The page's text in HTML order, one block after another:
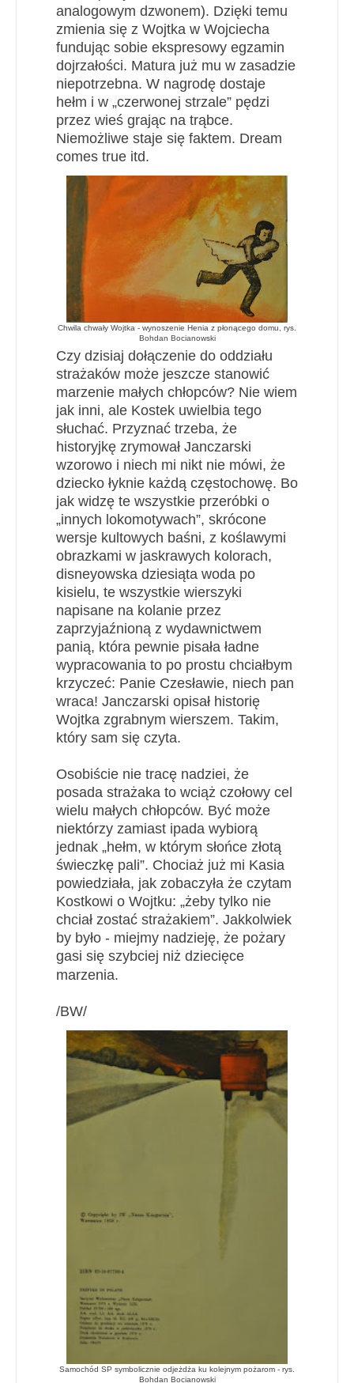
analogowym dzwonem). Dzięki temu
zmienia się z Wojtka w Wojciecha
fundując sobie ekspresowy egzamin
dojrzałości. Matura już mu w zasadzie
niepotrzebna. W nagrodę dostaje
hełm i w „czerwonej strzale” pędzi
przez wieś grając na trąbce.
Niemożliwe staje się faktem. Dream
comes true itd.
Chwila chwały Wojtka - wynoszenie Henia z płonącego domu, rys.
Bohdan Bocianowski
Czy dzisiaj dołączenie do oddziału
strażaków może jeszcze stanowić
marzenie małych chłopców? Nie wiem
jak inni, ale Kostek uwielbia tego
słuchać. Przyznać trzeba, że
historyjkę zrymował Janczarski
wzorowo i niech mi nikt nie mówi, że
dziecko łyknie każdą częstochowę. Bo
jak widzę te wszystkie przeróbki o
„innych lokomotywach”, skrócone
wersje kultowych baśni, z koślawymi
obrazkami w jaskrawych kolorach,
disneyowska dziesiąta woda po
kisielu, te wszystkie wierszyki
napisane na kolanie przez
zaprzyjaźnioną z wydawnictwem
panią, która pewnie pisała ładne
wypracowania to po prostu chciałbym
krzyczeć: Panie Czesławie, niech pan
wraca! Janczarski opisał historię
Wojtka zgrabnym wierszem. Takim,
który sam się czyta.
Osobiście nie tracę nadziei, że
posada strażaka to wciąż czołowy cel
wielu małych chłopców. Być może
niektórzy zamiast ipada wybiorą
jednak „hełm, w którym słońce złotą
świeczkę pali”. Chociaż już mi Kasia
powiedziała, jak zobaczyła że czytam
Kostkowi o Wojtku: „żeby tylko nie
chciał zostać strażakiem”. Jakkolwiek
by było - miejmy nadzieję, że pożary
gasi się szybciej niż dziecięce
marzenia.
/BW/
Samochód SP symbolicznie odjeżdża ku kolejnym pożarom - rys.
Bohdan Bocianowski